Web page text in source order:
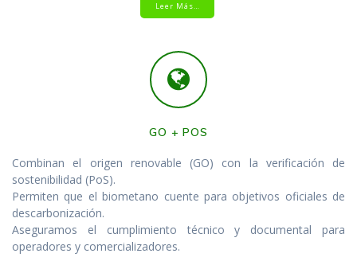
Leer Más…
GO + POS
Combinan el origen renovable (GO) con la verificación de
sostenibilidad (PoS).
Permiten que el biometano cuente para objetivos oficiales de
descarbonización.
Aseguramos el cumplimiento técnico y documental para
operadores y comercializadores.